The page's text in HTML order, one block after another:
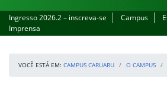
Ingresso 2026.2 – inscreva-se Campus
Imprensa
VOCÊ ESTÁ EM: CAMPUS CARUARU O CAMPUS